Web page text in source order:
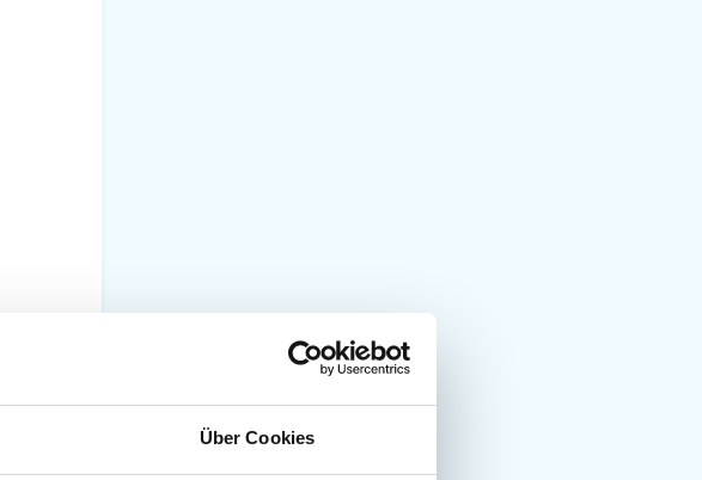
Über Cookies